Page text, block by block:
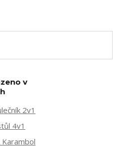
v
2v1
4v1
Karambol